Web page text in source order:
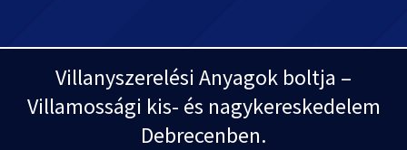
Villanyszerelési Anyagok boltja –
Villamossági kis- és nagykereskedelem
Debrecenben.